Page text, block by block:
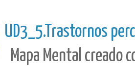
UD3_5.Trastornos
Mapa Mental creado